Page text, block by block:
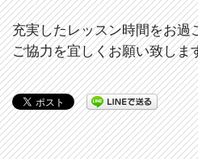
充実したレッスン時間をお過
ご協力を宜しくお願い致しま